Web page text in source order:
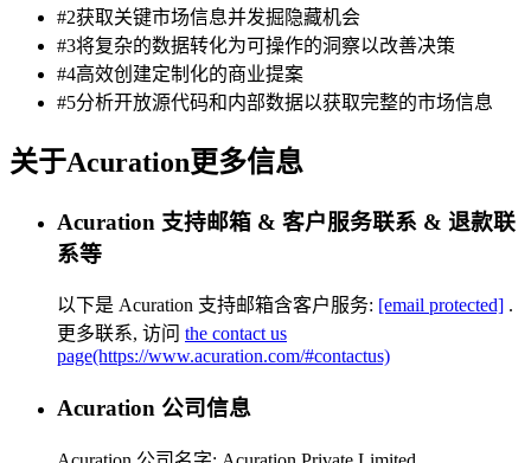
#2获取关键市场信息并发掘隐藏机会
#3将复杂的数据转化为可操作的洞察以改善决策
#4高效创建定制化的商业提案
#5分析开放源代码和内部数据以获取完整的市场信息
关于Acuration更多信息
Acuration 支持邮箱 & 客户服务联系 & 退款联
系等
以下是 Acuration 支持邮箱含客户服务: [email protected] .
更多联系, 访问 the contact us
page(https://www.acuration.com/#contactus)
Acuration 公司信息